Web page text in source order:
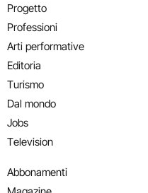
Progetto
Professioni
Arti performative
Editoria
Turismo
Dal mondo
Jobs
Television
Abbonamenti